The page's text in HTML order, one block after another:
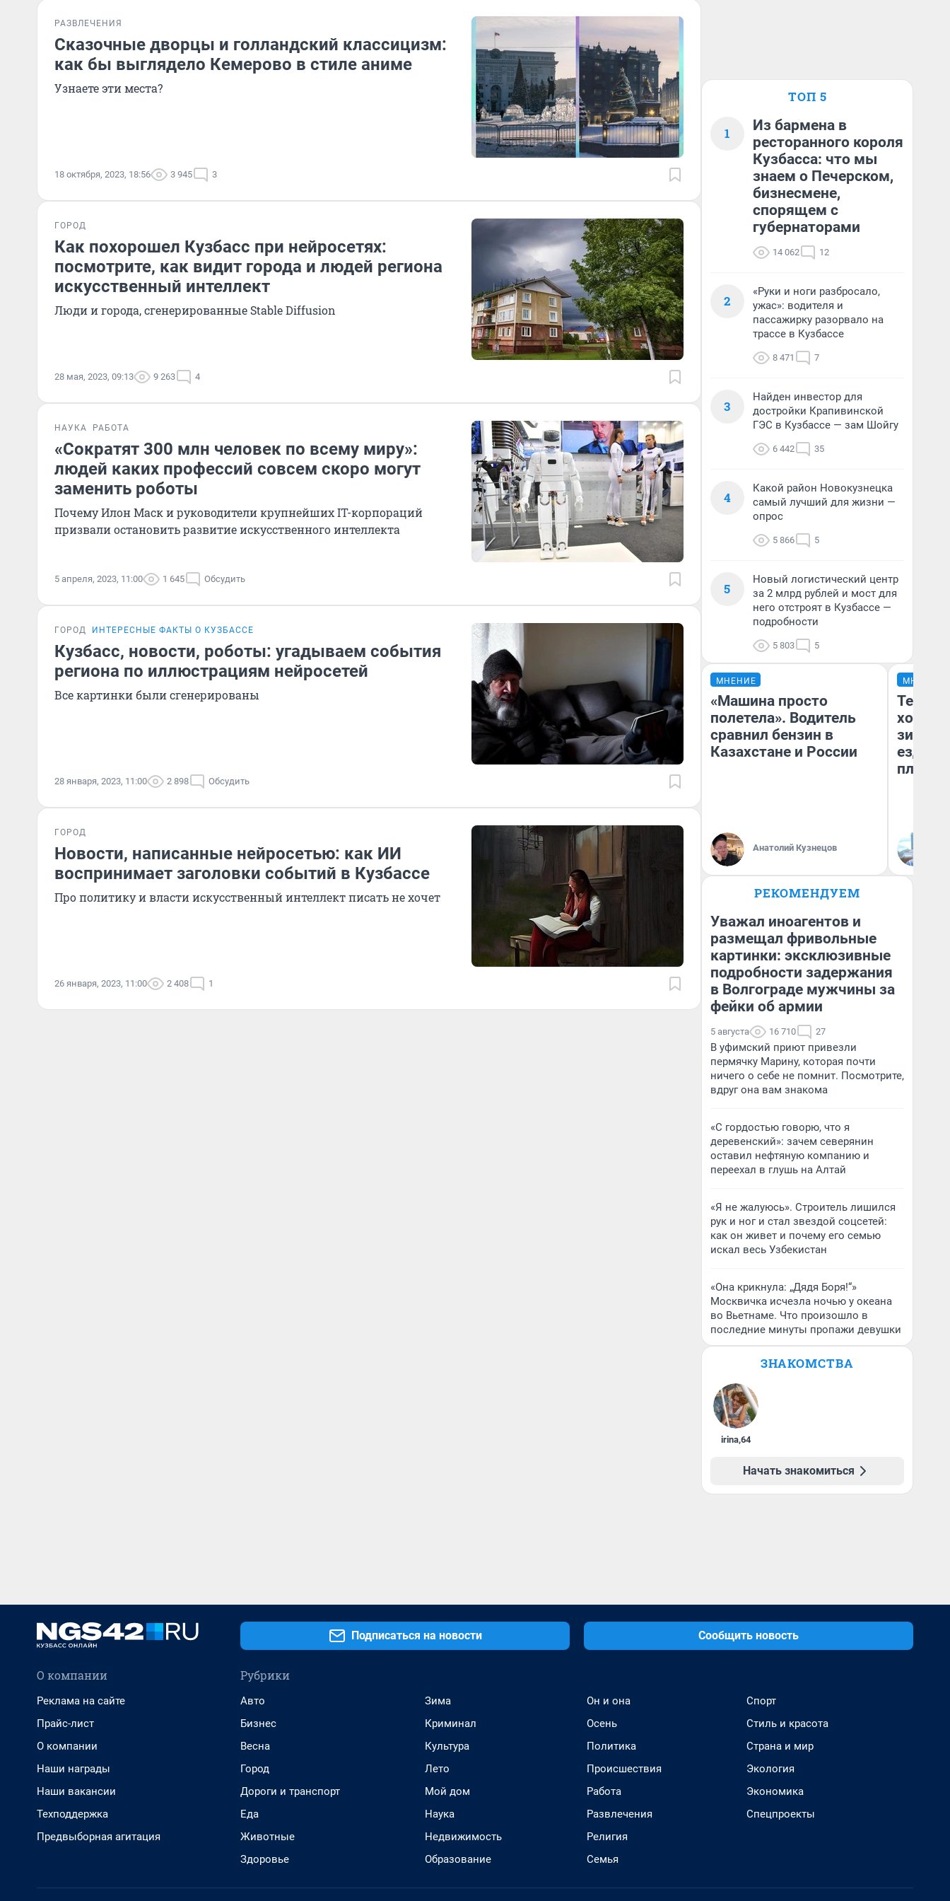
РАЗВЛЕЧЕНИЯ
Сказочные дворцы и голландский классицизм:
как бы выглядело Кемерово в стиле аниме
Узнаете эти места?
18 октября, 2023, 18:56 3 945 3
ГОРОД
Как похорошел Кузбасс при нейросетях:
посмотрите, как видит города и людей региона
искусственный интеллект
Люди и города, сгенерированные Stable Diffusion
28 мая, 2023, 09:13 9 263 4
НАУКА РАБОТА
«Сократят 300 млн человек по всему миру»:
людей каких профессий совсем скоро могут
заменить роботы
Почему Илон Маск и руководители крупнейших IT-корпораций
призвали остановить развитие искусственного интеллекта
5 апреля, 2023, 11:00 1 645 Обсудить
ГОРОД ИНТЕРЕСНЫЕ ФАКТЫ О КУЗБАССЕ
Кузбасс, новости, роботы: угадываем события
региона по иллюстрациям нейросетей
Все картинки были сгенерированы
28 января, 2023, 11:00 2 898 Обсудить
ГОРОД
Новости, написанные нейросетью: как ИИ
воспринимает заголовки событий в Кузбассе
Про политику и власти искусственный интеллект писать не хочет
26 января, 2023, 11:00 2 408 1
ТОП 5
1
Из бармена в
ресторанного короля
Кузбасса: что мы
знаем о Печерском,
бизнесмене,
спорящем с
губернаторами
14 062 12
2
«Руки и ноги разбросало,
ужас»: водителя и
пассажирку разорвало на
трассе в Кузбассе
8 471 7
3
Найден инвестор для
достройки Крапивинской
ГЭС в Кузбассе — зам Шойгу
6 442 35
4
Какой район Новокузнецка
самый лучший для жизни —
опрос
5 866 5
5
Новый логистический центр
за 2 млрд рублей и мост для
него отстроят в Кузбассе —
подробности
5 803 5
МНЕНИЕ
«Машина просто
полетела». Водитель
сравнил бензин в
Казахстане и России
Анатолий Кузнецов
МНЕНИЕ
Тепло
зимой.
ездит
плюсы
РЕКОМЕНДУЕМ
Уважал иноагентов и
размещал фривольные
картинки: эксклюзивные
подробности задержания
в Волгограде мужчины за
фейки об армии
5 августа 16 710 27
В уфимский приют привезли
пермячку Марину, которая почти
ничего о себе не помнит. Посмотрите,
вдруг она вам знакома
«С гордостью говорю, что я
деревенский»: зачем северянин
оставил нефтяную компанию и
переехал в глушь на Алтай
«Я не жалуюсь». Строитель лишился
рук и ног и стал звездой соцсетей:
как он живет и почему его семью
искал весь Узбекистан
«Она крикнула: „Дядя Боря!“»
Москвичка исчезла ночью у океана
во Вьетнаме. Что произошло в
последние минуты пропажи девушки
ЗНАКОМСТВА
irina,64
Начать знакомиться
Подписаться на новости Сообщить новость
О компании
Реклама на сайте
Прайс-лист
О компании
Наши награды
Наши вакансии
Техподдержка
Предвыборная агитация
Рубрики
Авто
Бизнес
Весна
Город
Дороги и транспорт
Еда
Животные
Здоровье
Зима
Криминал
Культура
Лето
Мой дом
Наука
Недвижимость
Образование
Он и она
Осень
Политика
Происшествия
Работа
Развлечения
Религия
Семья
Спорт
Стиль и красота
Страна и мир
Экология
Экономика
Спецпроекты